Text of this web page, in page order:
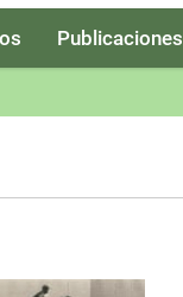
Publicaciones